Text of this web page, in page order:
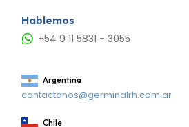
Hablemos
+54 9 11 5831 - 3055
Argentina
contactanos@germinalrh.com.ar
Chile